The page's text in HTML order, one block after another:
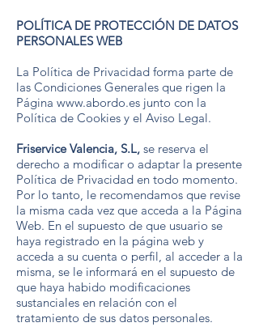
POLÍTICA DE PROTECCIÓN DE DATOS
PERSONALES WEB
La Política de Privacidad forma parte de
las Condiciones Generales que rigen la
Página www.abordo.es junto con la
Política de Cookies y el Aviso Legal.
Friservice Valencia, S.L, se reserva el
derecho a modificar o adaptar la presente
Política de Privacidad en todo momento.
Por lo tanto, le recomendamos que revise
la misma cada vez que acceda a la Página
Web. En el supuesto de que usuario se
haya registrado en la página web y
acceda a su cuenta o perfil, al acceder a la
misma, se le informará en el supuesto de
que haya habido modificaciones
sustanciales en relación con el
tratamiento de sus datos personales.